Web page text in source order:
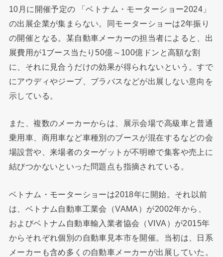
10月に開催予定の 「ベトナム・モーターショー2024」
の出展企業が集まらない。同モーターショーは2年振り
の開催となる。某自動車メーカーの担当者によると、出
展費用が1ブース当たり50億～100億ドンと高額な割
に、それに見合うだけの効果が得られないという。すで
にアウディやジープ、ブラバスなどが出展しない意向を
示している。
また、複数のメーカーからは、展示会場で高級車と普通
乗用車、商用車など車種別のブースが混在するなどの会
場設営や、来場者のターゲットが不明瞭で集客や売上に
結びつかないといった問題点も指摘されている。
ベトナム・モーターショーは2018年に開始。それ以前
は、ベトナム自動車工業会（VAMA）が2002年から、
およびベトナム自動車輸入業者協会（VIVA）が2015年
からそれぞれ個別の自動車見本市を開催。当初は、日系
メーカーも含め多くの自動車メーカーが出展していた。